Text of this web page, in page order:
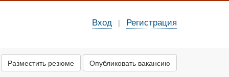
Вход | Регистрация
Разместить резюме Опубликовать вакансию